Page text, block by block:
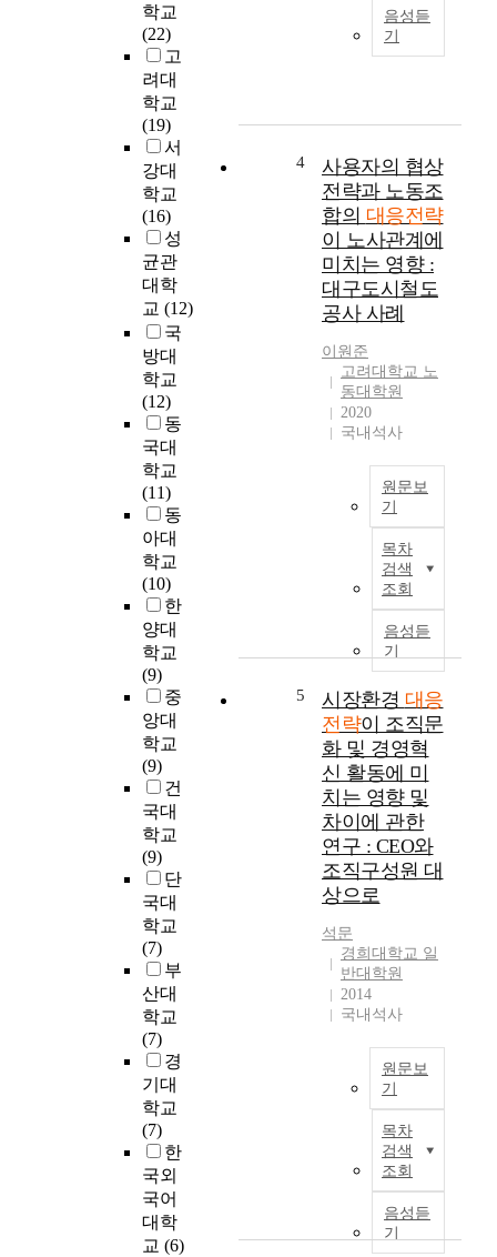
학교
(22)
고
려대
학교
(19)
서
강대
학교
(16)
성
균관
대학
교 (12)
국
방대
학교
(12)
동
국대
학교
(11)
동
아대
학교
(10)
한
양대
학교
(9)
중
앙대
학교
(9)
건
국대
학교
(9)
단
국대
학교
(7)
부
산대
학교
(7)
경
기대
학교
(7)
한
국외
국어
대학
교 (6)
음성듣
기
취
4
사용자의 협상
전략과 노동조
합의 대응전략
이 노사관계에
미치는 영향 :
대구도시철도
공사 사례
이원준
고려대학교 노
동대학원
2020
국내석사
원문보
기
목차
검색
조회
음성듣
기
N
5 시장환경 대응
전략이 조직문
화 및 경영혁
신 활동에 미
치는 영향 및
차이에 관한
연구 : CEO와
조직구성원 대
상으로
석문
경희대학교 일
반대학원
2014
국내석사
원문보
기
목차
검색
조회
음성듣
기